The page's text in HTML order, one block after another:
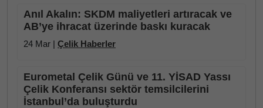
Anıl Akalın: SKDM maliyetleri artıracak ve
AB’ye ihracat üzerinde baskı kuracak
24 Mar | Çelik Haberler
Eurometal Çelik Günü ve 11. YİSAD Yassı
Çelik Konferansı sektör temsilcilerini
İstanbul’da buluşturdu